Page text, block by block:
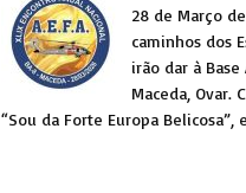
28 de Março
caminhos dos
irão dar à Base
Maceda, Ovar.
“Sou da Forte Europa Belicosa”,